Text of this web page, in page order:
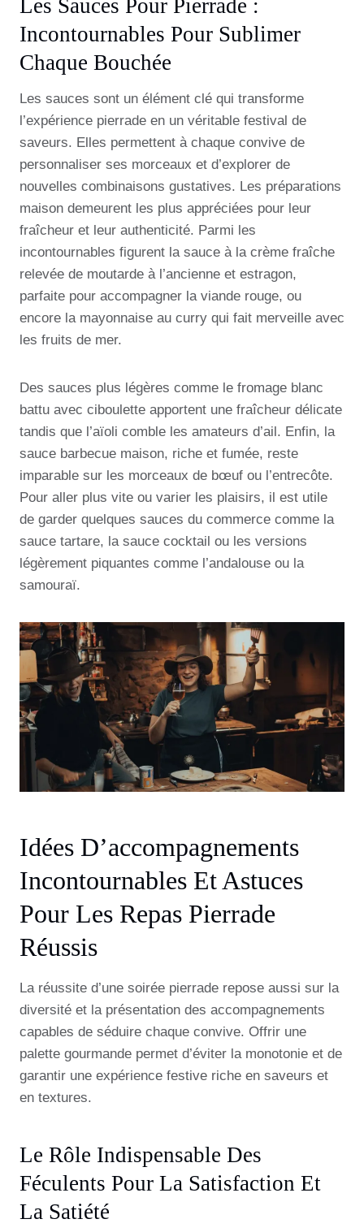
Les Sauces Pour Pierrade :
Incontournables Pour Sublimer
Chaque Bouchée
Les sauces sont un élément clé qui transforme
l’expérience pierrade en un véritable festival de
saveurs. Elles permettent à chaque convive de
personnaliser ses morceaux et d’explorer de
nouvelles combinaisons gustatives. Les préparations
maison demeurent les plus appréciées pour leur
fraîcheur et leur authenticité. Parmi les
incontournables figurent la sauce à la crème fraîche
relevée de moutarde à l’ancienne et estragon,
parfaite pour accompagner la viande rouge, ou
encore la mayonnaise au curry qui fait merveille avec
les fruits de mer.
Des sauces plus légères comme le fromage blanc
battu avec ciboulette apportent une fraîcheur délicate
tandis que l’aïoli comble les amateurs d’ail. Enfin, la
sauce barbecue maison, riche et fumée, reste
imparable sur les morceaux de bœuf ou l’entrecôte.
Pour aller plus vite ou varier les plaisirs, il est utile
de garder quelques sauces du commerce comme la
sauce tartare, la sauce cocktail ou les versions
légèrement piquantes comme l’andalouse ou la
samouraï.
Idées D’accompagnements
Incontournables Et Astuces
Pour Les Repas Pierrade
Réussis
La réussite d’une soirée pierrade repose aussi sur la
diversité et la présentation des accompagnements
capables de séduire chaque convive. Offrir une
palette gourmande permet d’éviter la monotonie et de
garantir une expérience festive riche en saveurs et
en textures.
Le Rôle Indispensable Des
Féculents Pour La Satisfaction Et
La Satiété